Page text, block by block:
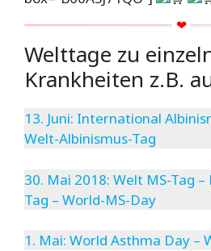
Welttage zu
Krankheiten z.B.
13. Juni: International
Welt-Albinismus-Tag
30. Mai 2018: Welt MS-Tag
Tag – World-MS-Day
1. Mai: World Asthma Day –